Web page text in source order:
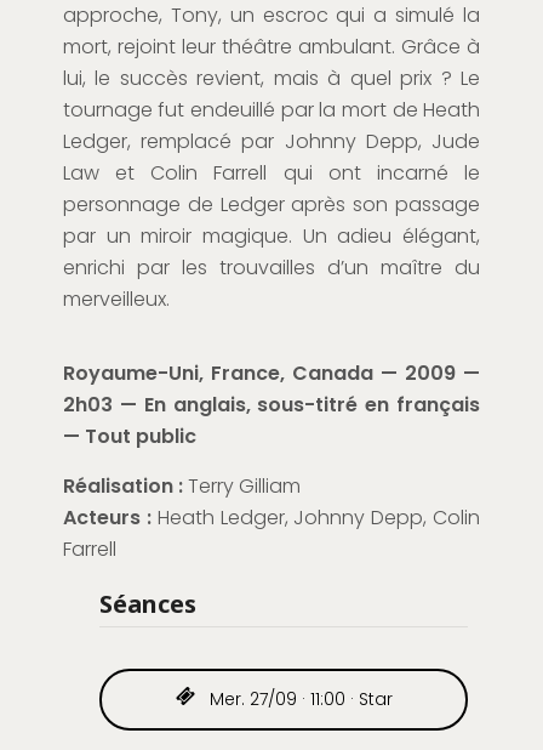
approche, Tony, un escroc qui a simulé la
mort, rejoint leur théâtre ambulant. Grâce à
lui, le succès revient, mais à quel prix ? Le
tournage fut endeuillé par la mort de Heath
Ledger, remplacé par Johnny Depp, Jude
Law et Colin Farrell qui ont incarné le
personnage de Ledger après son passage
par un miroir magique. Un adieu élégant,
enrichi par les trouvailles d’un maître du
merveilleux.
Royaume-Uni, France, Canada — 2009 —
2h03 — En anglais, sous-titré en français
— Tout public
Réalisation :Terry Gilliam
Acteurs : Heath Ledger, Johnny Depp, Colin
Farrell
Séances
Mer. 27/09 · 11:00 · Star